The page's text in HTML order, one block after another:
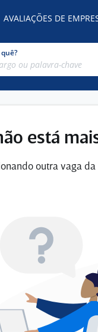
AVALIAÇÕES DE
está
outra vaga da